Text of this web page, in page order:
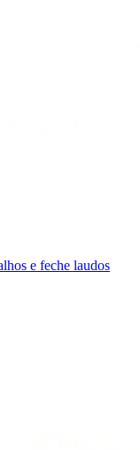
e feche laudos